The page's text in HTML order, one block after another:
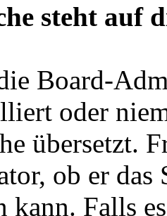
steht auf
Board-
oder
übersetzt.
ob er das
kann. Falls